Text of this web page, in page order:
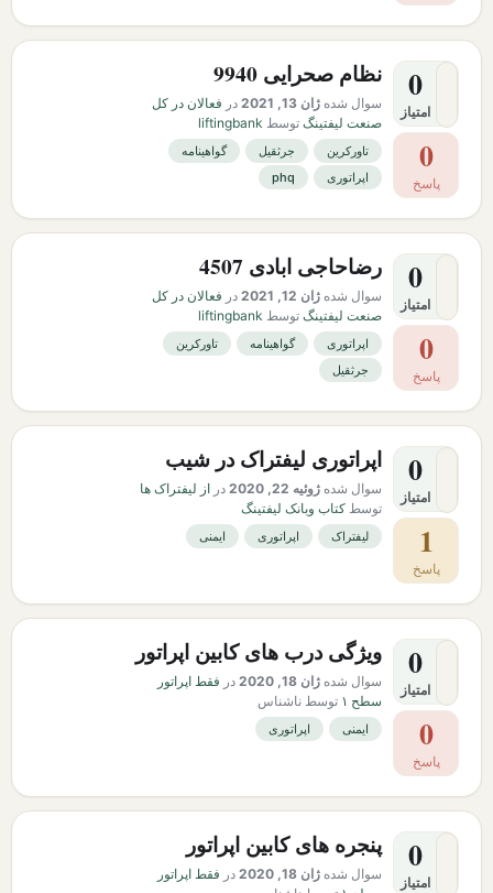
0
امتیاز
0
پاسخ
نظام صحرایی 9940
سوال شده ژان 13, 2021 در فعالان در کل
صنعت لیفتینگ توسط liftingbank
تاورکرین جرثقیل
گواهینامه
اپراتوری
phq
0
امتیاز
0
پاسخ
رضاحاجی ابادی 4507
سوال شده ژان 12, 2021 در فعالان در کل
صنعت لیفتینگ توسط liftingbank
اپراتوری گواهینامه
تاورکرین
جرثقیل
0
امتیاز
1
پاسخ
اپراتوری لیفتراک در شیب
سوال شده ژوئیه 22, 2020 در از لیفتراک ها
توسط کتاب وبانک لیفتینگ
لیفتراک اپراتوری ایمنی
0
امتیاز
0
پاسخ
ویژگی درب های کابین اپراتور
سوال شده ژان 18, 2020 در فقط اپراتور
سطح ۱
توسط ناشناس
ایمنی اپراتوری
0
امتیاز
پنجره های کابین اپراتور
سوال شده ژان 18, 2020 در فقط اپراتور